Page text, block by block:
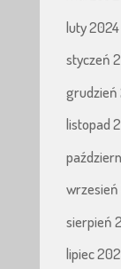
luty 2024
styczeń
grudzień
listopad
sierpień
lipiec